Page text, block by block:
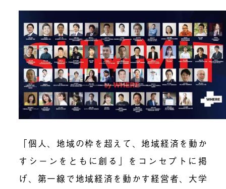
「個人、地域の枠を超えて、地域経済を動か
すシーンをともに創る」をコンセプトに掲
げ、第一線で地域経済を動かす経営者、大学